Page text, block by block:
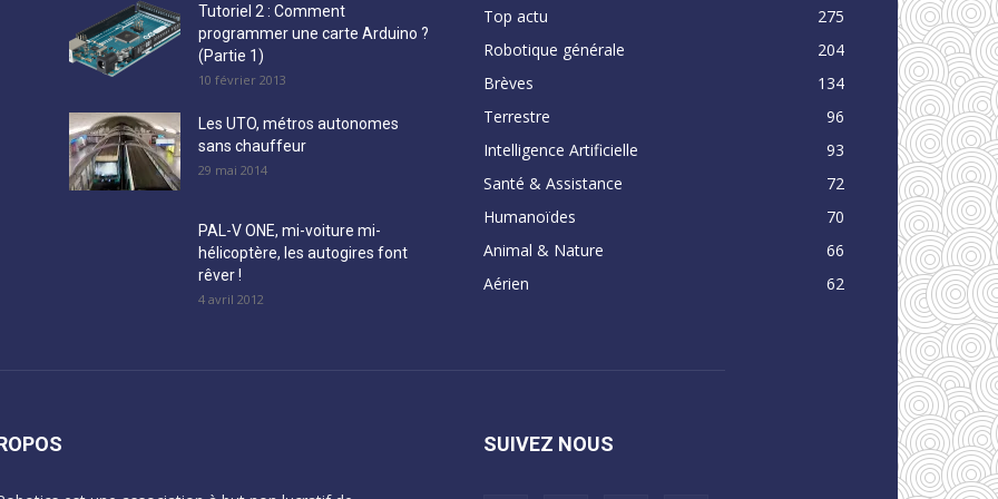
Tutoriel 2 : Comment
programmer une carte Arduino ?
(Partie 1)
10 février 2013
Les UTO, métros autonomes
sans chauffeur
29 mai 2014
PAL-V ONE, mi-voiture mi-
hélicoptère, les autogires font
rêver !
4 avril 2012
Top actu
275
Robotique générale
204
Brèves
134
Terrestre
96
Intelligence Artificielle
93
Santé & Assistance
72
Humanoïdes
70
Animal & Nature
66
Aérien
62
SUIVEZ NOUS